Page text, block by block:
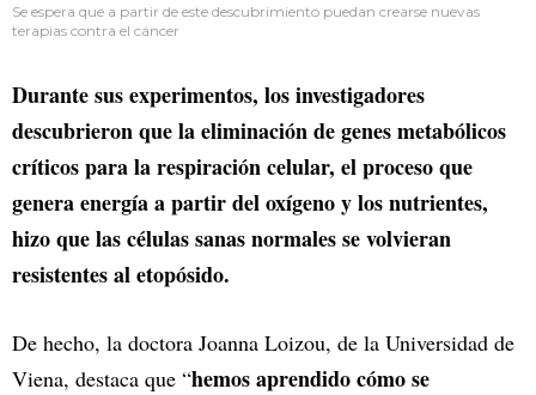
Se espera que a partir de este descubrimiento puedan crearse nuevas
terapias contra el cáncer
Durante sus experimentos, los investigadores
descubrieron que la eliminación de genes metabólicos
críticos para la respiración celular, el proceso que
genera energía a partir del oxígeno y los nutrientes,
hizo que las células sanas normales se volvieran
resistentes al etopósido.
De hecho, la doctora Joanna Loizou, de la Universidad de
Viena, destaca que “hemos aprendido cómo se